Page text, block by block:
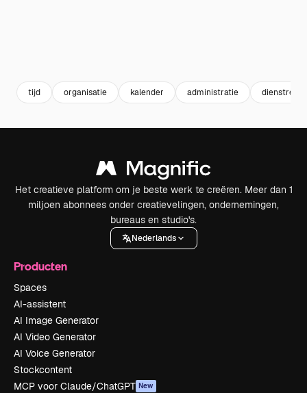
tijd organisatie kalender administratie
Het creatieve platform om je beste werk te creëren. Meer dan 1
miljoen abonnees onder creatievelingen, ondernemingen,
bureaus en studio's.
Nederlands
Producten
Spaces
AI-assistent
AI Image Generator
AI Video Generator
AI Voice Generator
Stockcontent
MCP voor Claude/ChatGPT New